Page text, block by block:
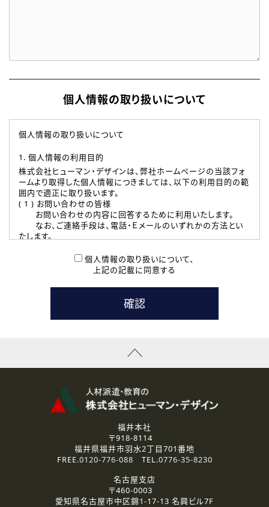
個人情報の取り扱いについて
個人情報の取り扱いについて
1. 個人情報の利用目的
株式会社ヒューマン・デザインは、弊社ホームページの当該フォ
ームより取得した個人情報につきましては、以下の利用目的の範
囲内で適正に取り扱います。
( 1 ) お問い合わせの皆様
お問い合わせの内容に回答するために利用いたします。
なお、ご連絡手段は、電話・Ｅメールのいずれかの方法とい
たします。
本登録に関するご連絡および本登録時の参考情報として利
たします。
( 3 ) スタッフ派遣を検討されている企業の皆様
お問い合わせの内容に回答するために利用いたします。
なお、ご連絡手段は、電話・Ｅメールのいずれかの方法とい
資料送付、受講相談に関するご連絡のために利用いたしま
その他、お問い合わせの内容に回答するために利用いたし
なお、ご連絡手段は、電話・Ｅメールのいずれかの方法とい
2.個人情報の第三者提供
ご提供いただいた個人情報は、法令等の規定に従う場合を除き、
3.個人情報の取り扱いの委託
弊社の定める個人情報保護の評価基準を満たした委託先に、個
個人情報の取り扱いについて、
上記の記載に同意する
福井本社
〒918-8114
福井県福井市羽水2丁目701番地
FREE.0120-776-088 TEL.0776-35-8230
名古屋支店
〒460-0003
愛知県名古屋市中区錦1-17-13 名興ビル7F